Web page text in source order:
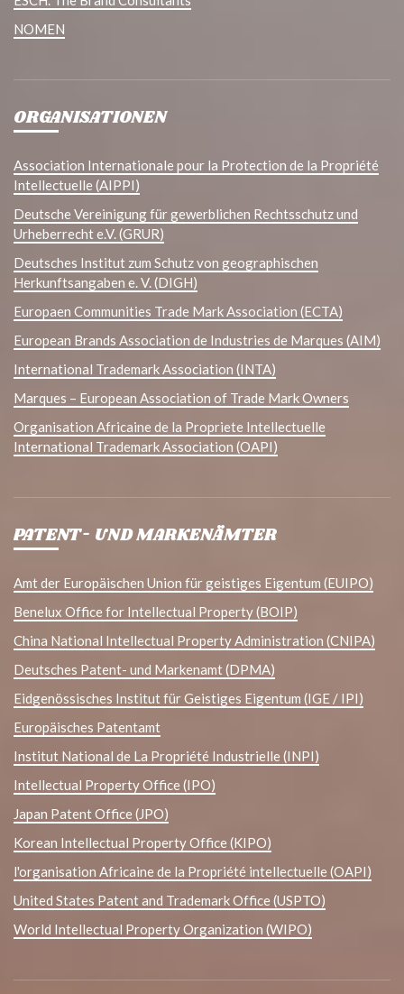
NOMEN
ORGANISATIONEN
Association Internationale pour la Protection de la Propriété
Intellectuelle (AIPPI)
Deutsche Vereinigung für gewerblichen Rechtsschutz und
Urheberrecht e.V. (GRUR)
Deutsches Institut zum Schutz von geographischen
Herkunftsangaben e. V. (DIGH)
Europaen Communities Trade Mark Association (ECTA)
European Brands Association de Industries de Marques (AIM)
International Trademark Association (INTA)
Marques – European Association of Trade Mark Owners
Organisation Africaine de la Propriete Intellectuelle
International Trademark Association (OAPI)
PATENT- UND MARKENÄMTER
Amt der Europäischen Union für geistiges Eigentum (EUIPO)
Benelux Office for Intellectual Property (BOIP)
China National Intellectual Property Administration (CNIPA)
Deutsches Patent- und Markenamt (DPMA)
Eidgenössisches Institut für Geistiges Eigentum (IGE / IPI)
Europäisches Patentamt
Institut National de La Propriété Industrielle (INPI)
Intellectual Property Office (IPO)
Japan Patent Office (JPO)
Korean Intellectual Property Office (KIPO)
l'organisation Africaine de la Propriété intellectuelle (OAPI)
United States Patent and Trademark Office (USPTO)
World Intellectual Property Organization (WIPO)